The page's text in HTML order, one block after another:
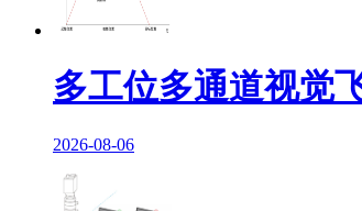
多工位多通道视觉
2026-08-06